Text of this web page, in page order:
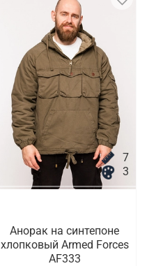
7
3
Анорак на синтепоне
хлопковый Armed Forces
AF333